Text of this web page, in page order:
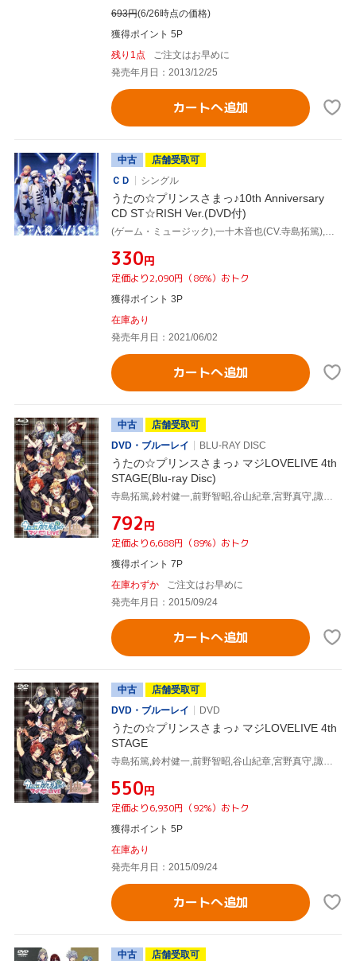
693円(6/26時点の価格)
獲得ポイント 5P
残り1点
ご注文はお早めに
発売年月日：2013/12/25
カートへ追加
中古
店舗受取可
ＣＤ
シングル
うたの☆プリンスさまっ♪10th Anniversary
CD ST☆RISH Ver.(DVD付)
¥330円
定価より2,090円（86%）おトク
獲得ポイント 3P
在庫あり
発売年月日：2021/06/02
カートへ追加
中古
店舗受取可
DVD・ブルーレイ
BLU-RAY DISC
うたの☆プリンスさまっ♪ マジLOVELIVE 4th
STAGE(Blu-ray Disc)
¥792円
定価より6,688円（89%）おトク
獲得ポイント 7P
在庫わずか
ご注文はお早めに
発売年月日：2015/09/24
カートへ追加
中古
店舗受取可
DVD・ブルーレイ
DVD
うたの☆プリンスさまっ♪ マジLOVELIVE 4th
STAGE
¥550円
定価より6,930円（92%）おトク
獲得ポイント 5P
在庫あり
発売年月日：2015/09/24
カートへ追加
中古
店舗受取可